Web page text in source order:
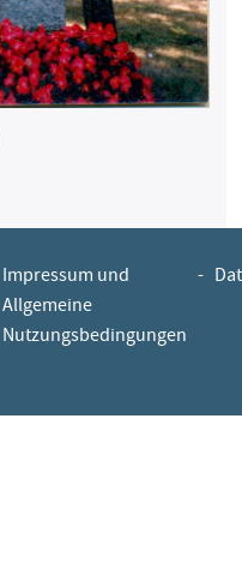
Impressum und
Allgemeine
Nutzungsbedingungen
-